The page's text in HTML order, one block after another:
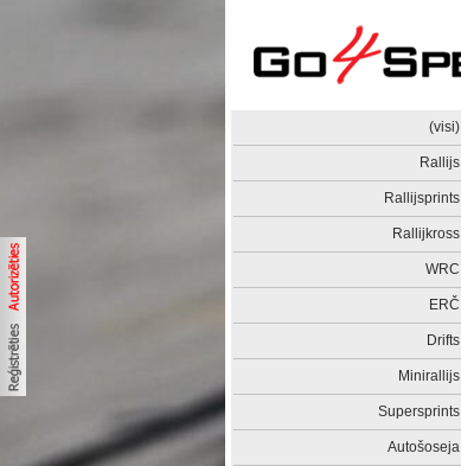
(visi)
Rallijs
Rallijsprints
Rallijkross
WRC
ERČ
Drifts
Minirallijs
Supersprints
Autošoseja